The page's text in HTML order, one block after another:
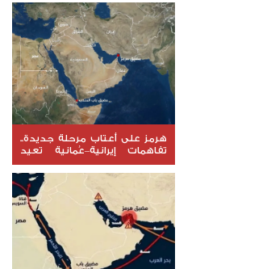
هرمز على أعتاب مرحلة جديدة..
تفاهمات إيرانية–عُمانية تعيد
رسم خريطة الملاحة في المضيق